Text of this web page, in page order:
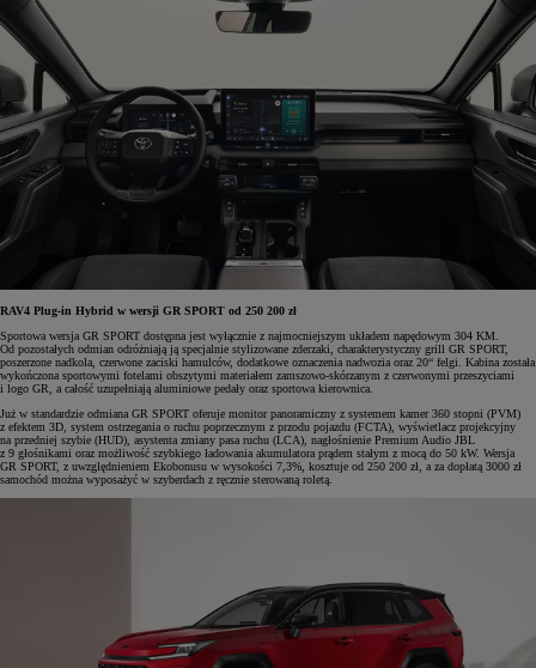
RAV4 Plug-in Hybrid w wersji GR SPORT od 250 200 zł
Sportowa wersja GR SPORT dostępna jest wyłącznie z najmocniejszym układem napędowym 304 KM.
Od pozostałych odmian odróżniają ją specjalnie stylizowane zderzaki, charakterystyczny grill GR SPORT,
poszerzone nadkola, czerwone zaciski hamulców, dodatkowe oznaczenia nadwozia oraz 20“ felgi. Kabina została
wykończona sportowymi fotelami obszytymi materiałem zamszowo-skórzanym z czerwonymi przeszyciami
i logo GR, a całość uzupełniają aluminiowe pedały oraz sportowa kierownica.
Już w standardzie odmiana GR SPORT oferuje monitor panoramiczny z systemem kamer 360 stopni (PVM)
z efektem 3D, system ostrzegania o ruchu poprzecznym z przodu pojazdu (FCTA), wyświetlacz projekcyjny
na przedniej szybie (HUD), asystenta zmiany pasa ruchu (LCA), nagłośnienie Premium Audio JBL
z 9 głośnikami oraz możliwość szybkiego ładowania akumulatora prądem stałym z mocą do 50 kW. Wersja
GR SPORT, z uwzględnieniem Ekobonusu w wysokości 7,3%, kosztuje od 250 200 zł, a za dopłatą 3000 zł
samochód można wyposażyć w szyberdach z ręcznie sterowaną roletą.